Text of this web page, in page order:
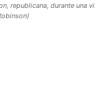
republicana, durante una